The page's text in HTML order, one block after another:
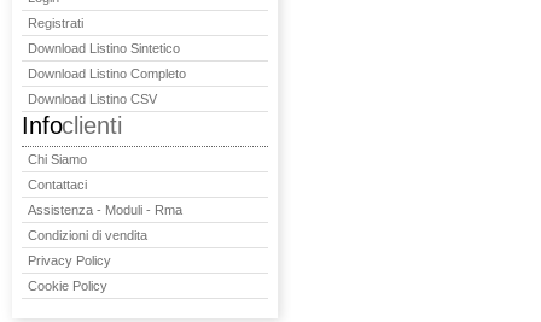
Registrati
Download Listino Sintetico
Download Listino Completo
Download Listino CSV
Infoclienti
Chi Siamo
Contattaci
Assistenza - Moduli - Rma
Condizioni di vendita
Privacy Policy
Cookie Policy